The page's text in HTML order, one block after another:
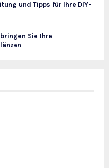
und Tipps für Ihre DIY-
Sie Ihre